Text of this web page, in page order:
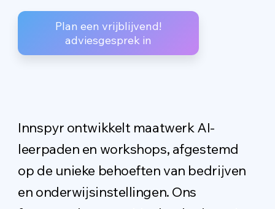
Innspyr ontwikkelt maatwerk AI-
leerpaden en workshops, afgestemd
op de unieke behoeften van bedrijven
en onderwijsinstellingen. Ons
!Plan een vrijblijvend
adviesgesprek in